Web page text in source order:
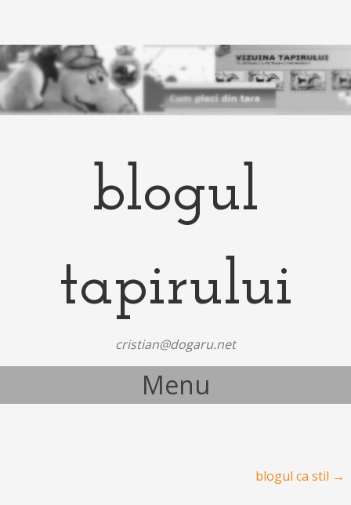
blogul
tapirului
cristian@dogaru.net
Menu
blogul ca stil →